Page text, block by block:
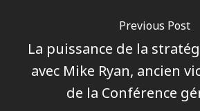
Previous Post
La puissance de la
avec Mike Ryan, ancien
de la Conférence